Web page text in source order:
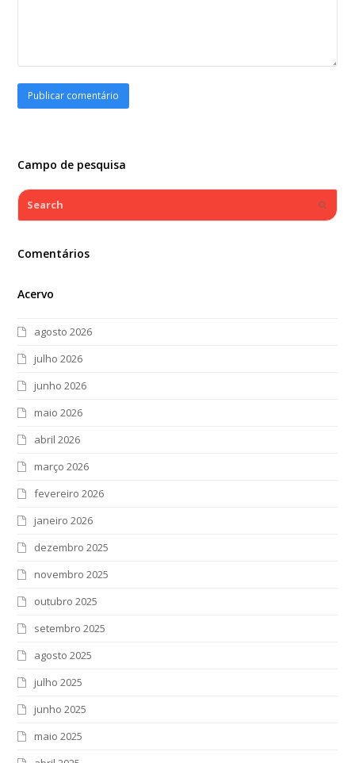
Campo de pesquisa
Search
Comentários
Acervo
agosto 2026
julho 2026
junho 2026
maio 2026
abril 2026
março 2026
fevereiro 2026
janeiro 2026
dezembro 2025
novembro 2025
outubro 2025
setembro 2025
agosto 2025
julho 2025
junho 2025
maio 2025